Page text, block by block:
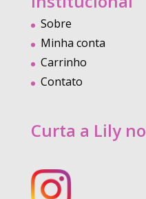
Sobre
Minha conta
Carrinho
Contato
Curta a Lily